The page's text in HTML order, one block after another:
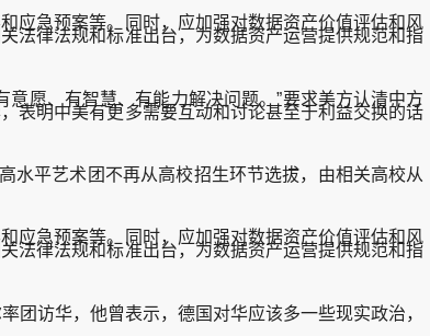
急预案等。同时，应加强对数据资产价值评估和风
法律法规和标准出台，为数据资产运营提供规范和指
愿、有智慧、有能力解决问题。”要求美方认清中方
表明中美有更多需要互动和讨论甚至于利益交换的话
平艺术团不再从高校招生环节选拔，由相关高校从
急预案等。同时，应加强对数据资产价值评估和风
法律法规和标准出台，为数据资产运营提供规范和指
访华，他曾表示，德国对华应该多一些现实政治，